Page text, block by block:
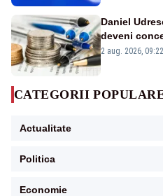
Daniel
deveni
viitoare?
2 aug. 2026, 09:22
CATEGORII
Actualitate
Politica
Economie